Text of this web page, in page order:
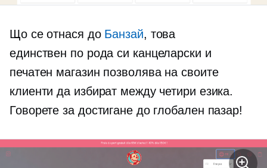
Що се отнася до Банзай, това
единствен по рода си канцеларски и
печатен магазин позволява на своите
клиенти да избират между четири езика.
Говорете за достигане до глобален пазар!